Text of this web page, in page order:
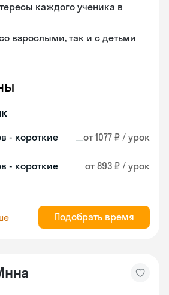
каждого ученика в
взрослыми, так и с детьми
- короткие
от 1077 ₽ / урок
- короткие
от 893 ₽ / урок
Подобрать время